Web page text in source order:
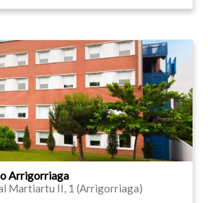
Arrigorriaga
Martiartu II, 1 (Arrigorriaga)